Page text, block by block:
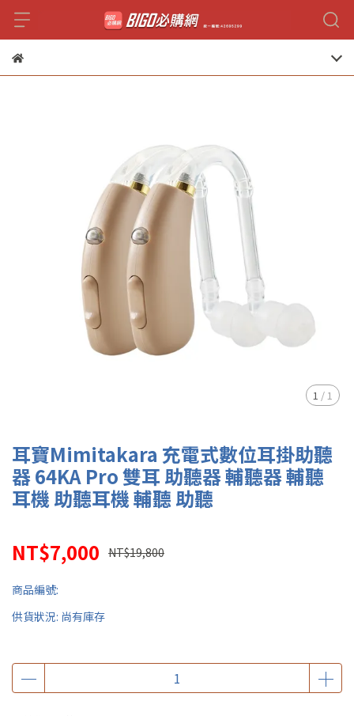
1 / 1
耳寶Mimitakara 充電式數位耳掛助聽
器 64KA Pro 雙耳 助聽器 輔聽器 輔聽
耳機 助聽耳機 輔聽 助聽
NT$7,000 NT$19,800
商品編號:
供貨狀況: 尚有庫存